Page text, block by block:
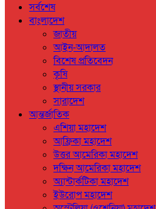
সর্বশেষ
বাংলাদেশ
জাতীয়
আইন-আদালত
বিশেষ প্রতিবেদন
কৃষি
স্থানীয় সরকার
সারাদেশ
আন্তর্জাতিক
এশিয়া মহাদেশ
আফ্রিকা মহাদেশ
উত্তর আমেরিকা মহাদেশ
দক্ষিন আমেরিকা মহাদেশ
অ্যান্টার্কটিকা মহাদেশ
ইউরোপ মহাদেশ